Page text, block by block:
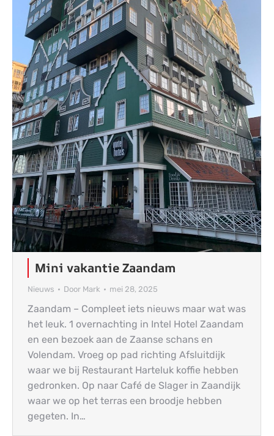
Mini vakantie Zaandam
Nieuws Door Mark mei 28, 2025
Zaandam – Compleet iets nieuws maar wat was
het leuk. 1 overnachting in Intel Hotel Zaandam
en een bezoek aan de Zaanse schans en
Volendam. Vroeg op pad richting Afsluitdijk
waar we bij Restaurant Harteluk koffie hebben
gedronken. Op naar Café de Slager in Zaandijk
waar we op het terras een broodje hebben
gegeten. In…